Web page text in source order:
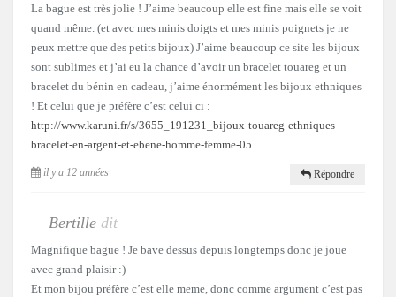
La bague est très jolie ! J’aime beaucoup elle est fine mais elle se voit
quand même. (et avec mes minis doigts et mes minis poignets je ne
peux mettre que des petits bijoux) J’aime beaucoup ce site les bijoux
sont sublimes et j’ai eu la chance d’avoir un bracelet touareg et un
bracelet du bénin en cadeau, j’aime énormément les bijoux ethniques
! Et celui que je préfère c’est celui ci :
http://www.karuni.fr/s/3655_191231_bijoux-touareg-ethniques-
bracelet-en-argent-et-ebene-homme-femme-05
il y a 12 années Répondre
Bertille dit
Magnifique bague ! Je bave dessus depuis longtemps donc je joue
avec grand plaisir :)
Et mon bijou préfère c’est elle meme, donc comme argument c’est pas